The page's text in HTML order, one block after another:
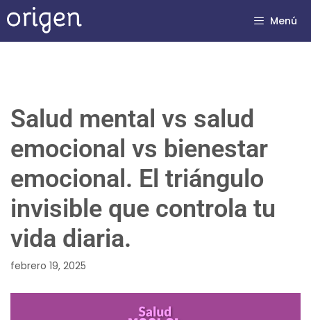
Menú
Salud mental vs salud
emocional vs bienestar
emocional. El triángulo
invisible que controla tu
vida diaria.
febrero 19, 2025